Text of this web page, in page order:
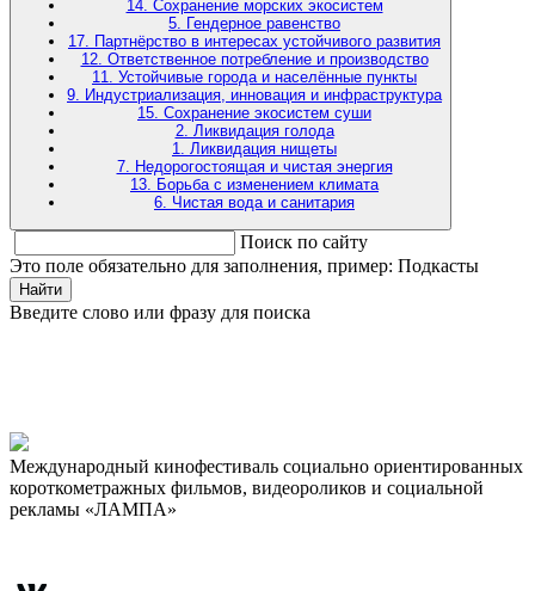
14. Сохранение морских экосистем
5. Гендерное равенство
17. Партнёрство в интересах устойчивого развития
12. Ответственное потребление и производство
11. Устойчивые города и населённые пункты
9. Индустриализация, инновация и инфраструктура
15. Сохранение экосистем суши
2. Ликвидация голода
1. Ликвидация нищеты
7. Недорогостоящая и чистая энергия
13. Борьба с изменением климата
6. Чистая вода и санитария
Поиск по сайту
Это поле обязательно для заполнения, пример: Подкасты
Найти
Введите слово или фразу для поиска
Международный кинофестиваль социально ориентированных
короткометражных фильмов, видеороликов и социальной
рекламы «ЛАМПА»